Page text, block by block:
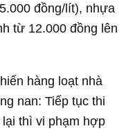
đồng/lít), nhựa
từ 12.000 đồng lên
hàng loạt nhà
nan: Tiếp tục thi
thì vi phạm hợp